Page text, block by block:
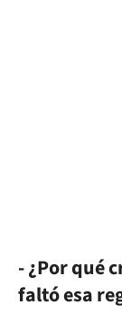
- ¿Por qué
faltó esa